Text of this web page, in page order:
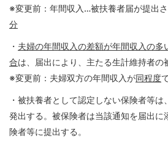
覧
Application
よく
ある
質問
FAQ
※変更前：年間収入…被扶養者届が提出
分
・ 夫婦の年間収入の差額が年間収入の多
合は、届出により、主たる生計維持者の
※変更前：夫婦双方の年間収入が同程度
・被扶養者として認定しない保険者等
発出する。被保険者は当該通知を届出に
険者等に提出する。